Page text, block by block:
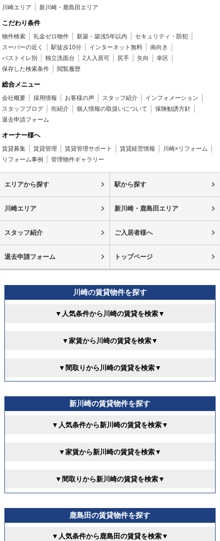
川崎エリア 新川崎・鹿島田エリア
こだわり条件
物件検索 礼金ゼロ物件 新築・築浅5年以内
セキュリティ・防犯
スーパーの近く
駅徒歩10分 インターネット無料
南向き
バストイレ別
独立洗面台 2人入居可 尻手 矢向
幸区
保存した検索条件
閲覧履歴
総合メニュー
会社概要 採用情報 お客様の声 スタッフ紹介
インフォメーション
スタッフブログ
街紹介 個人情報の取扱いについて
保険勧誘方針
退去申請フォーム
オーナー様へ
賃貸募集 賃貸管理 賃貸管理サポート 賃貸経営情報
川崎×リフォーム
リフォーム事例
管理物件ギャラリー
エリアから探す 駅から探す
川崎エリア 新川崎・鹿島田エリア
スタッフ紹介 ご入居者様へ
退去申請フォーム トップページ
川崎の賃貸物件を探す
▼人気条件から川崎の賃貸を検索▼
▼家賃から川崎の賃貸を検索▼
▼間取りから川崎の賃貸を検索▼
新川崎の賃貸物件を探す
▼人気条件から新川崎の賃貸を検索▼
▼家賃から新川崎の賃貸を検索▼
▼間取りから新川崎の賃貸を検索▼
鹿島田の賃貸物件を探す
▼人気条件から鹿島田の賃貸を検索▼